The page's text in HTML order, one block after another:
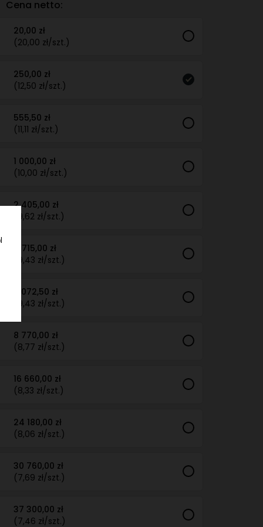
Cena netto:
20,00 zł
(20,00 zł/szt.)
250,00 zł
(12,50 zł/szt.)
555,50 zł
(11,11 zł/szt.)
1 000,00 zł
(10,00 zł/szt.)
2 405,00 zł
(9,62 zł/szt.)
4 715,00 zł
(9,43 zł/szt.)
7 072,50 zł
(9,43 zł/szt.)
8 770,00 zł
(8,77 zł/szt.)
16 660,00 zł
(8,33 zł/szt.)
24 180,00 zł
(8,06 zł/szt.)
30 760,00 zł
(7,69 zł/szt.)
37 300,00 zł
(7,46 zł/szt.)